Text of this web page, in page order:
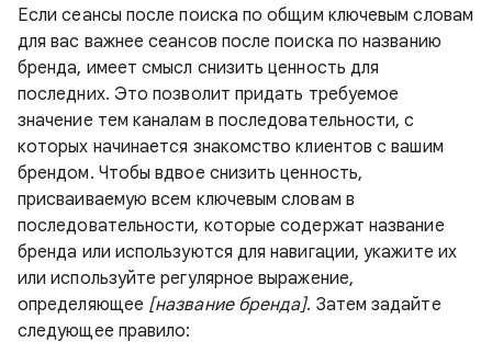
Если сеансы после поиска по общим ключевым словам
для вас важнее сеансов после поиска по названию
бренда, имеет смысл снизить ценность для
последних. Это позволит придать требуемое
значение тем каналам в последовательности, с
которых начинается знакомство клиентов с вашим
брендом. Чтобы вдвое снизить ценность,
присваиваемую всем ключевым словам в
последовательности, которые содержат название
бренда или используются для навигации, укажите их
или используйте регулярное выражение,
определяющее [название бренда]. Затем задайте
следующее правило: